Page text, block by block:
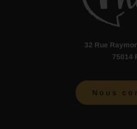
32 Rue
75014
Nous